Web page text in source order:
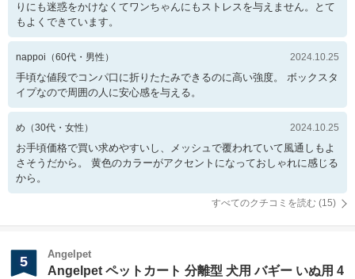
りにも迷惑をかけなくてワンちゃんにもストレスを与えません。とて
もよくできています。
nappoi （60代・ 男性 ） 2024.10.25
手頃な値段でコンパ口に折りたたみできるのに高い強度。 ボックスタ
イプなので周囲の人に安心感を与える。
め （30代・ 女性 ） 2024.10.25
お手頃価格で買い求めやすいし、メッシュで覆われていて風通しもよ
さそうだから。 黄色のカラーがアクセントになっておしゃれに感じる
から。
すべてのクチコミを読む (15)
5 Angelpet
Angelpet ペットカート 分離型 犬用 バギー いぬ用 4